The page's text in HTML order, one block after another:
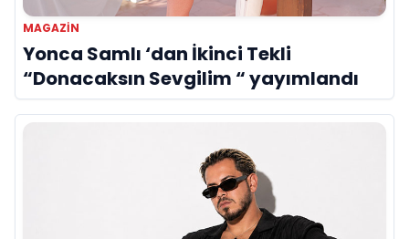
MAGAZIN
Yonca Samlı ‘dan İkinci Tekli
“Donacaksın Sevgilim “ yayımlandı